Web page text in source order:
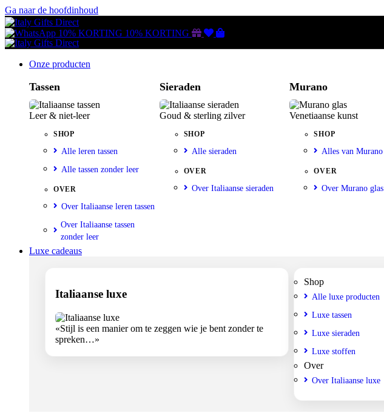
Ga naar de hoofdinhoud
10% KORTING 10% KORTING Gutscheine
Wunschliste
Warenkorb
Onze producten
Tassen
Leer & niet-leer
SHOP
Alle leren tassen
Alle tassen zonder leer
OVER
Over Italiaanse leren tassen
Over Italiaanse tassen
zonder leer
Sieraden
Goud & sterling zilver
SHOP
Alle sieraden
OVER
Over Italiaanse sieraden
Murano
Venetiaanse kunst
SHOP
Alles van Murano
OVER
Over Murano glas
Luxe cadeaus
Italiaanse luxe
«Stijl is een manier om te zeggen wie je bent zonder te
spreken…»
Shop
Alle luxe producten
Luxe tassen
Luxe sieraden
Luxe stoffen
Over
Over Italiaanse luxe